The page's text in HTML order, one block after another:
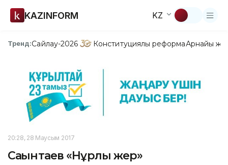
KAZINFORM KZ
Тренд:Сайлау-2026 Конституциялық реформаАрнайы
20:28, 28 Маусым 2017
Сағынтаев «Нұрлы жер»